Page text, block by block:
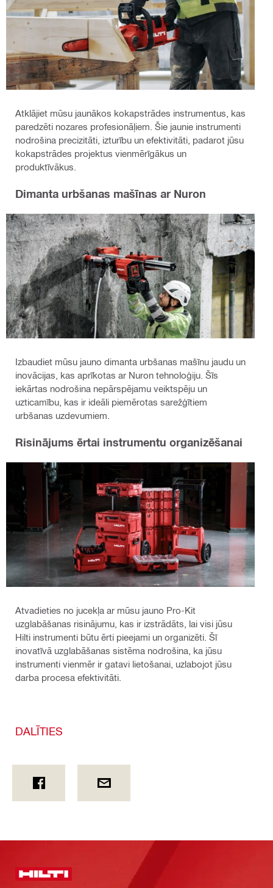
Atklājiet mūsu jaunākos kokapstrādes instrumentus, kas
paredzēti nozares profesionāļiem. Šie jaunie instrumenti
nodrošina precizitāti, izturību un efektivitāti, padarot jūsu
kokapstrādes projektus vienmērīgākus un
produktīvākus.
Dimanta urbšanas mašīnas ar Nuron
Izbaudiet mūsu jauno dimanta urbšanas mašīnu jaudu un
inovācijas, kas aprīkotas ar Nuron tehnoloģiju. Šīs
iekārtas nodrošina nepārspējamu veiktspēju un
uzticamību, kas ir ideāli piemērotas sarežģītiem
urbšanas uzdevumiem.
Risinājums ērtai instrumentu organizēšanai
Atvadieties no jucekļa ar mūsu jauno Pro-Kit
uzglabāšanas risinājumu, kas ir izstrādāts, lai visi jūsu
Hilti instrumenti būtu ērti pieejami un organizēti. Šī
inovatīvā uzglabāšanas sistēma nodrošina, ka jūsu
instrumenti vienmēr ir gatavi lietošanai, uzlabojot jūsu
darba procesa efektivitāti.
DALĪTIES